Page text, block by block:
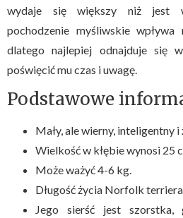
wydaje się większy niż jest
pochodzenie myśliwskie
dlatego najlepiej odnajduje się
poświęcić mu czas i uwagę.
Podstawowe
Mały, ale wierny, inteligentny
Wielkość w kłębie wynosi 25
Może ważyć 4-6 kg.
Długość życia Norfolk
Jego sierść jest szorstka,